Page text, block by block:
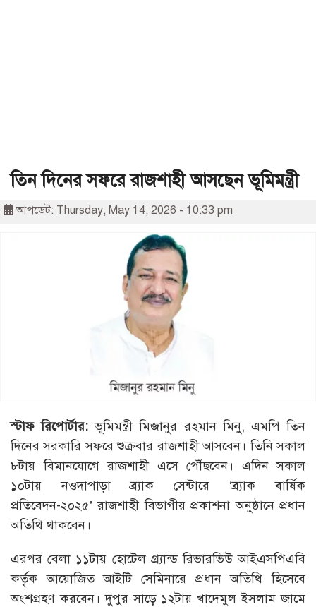
তিন দিনের সফরে রাজশাহী আসছেন ভূমিমন্ত্রী
আপডেট: Thursday, May 14, 2026 - 10:33 pm
স্টাফ রিপোর্টার: ভূমিমন্ত্রী মিজানুর রহমান মিনু, এমপি তিন
দিনের সরকারি সফরে শুক্রবার রাজশাহী আসবেন। তিনি সকাল
৮টায় বিমানযোগে রাজশাহী এসে পৌঁছবেন। এদিন সকাল
১০টায় নওদাপাড়া ব্র্যাক সেন্টারে ‘ব্র্যাক বার্ষিক
প্রতিবেদন-২০২৫’ রাজশাহী বিভাগীয় প্রকাশনা অনুষ্ঠানে প্রধান
অতিথি থাকবেন।
এরপর বেলা ১১টায় হোটেল গ্র্যান্ড রিভারভিউ আইএসপিএবি
কর্তৃক আয়োজিত আইটি সেমিনারে প্রধান অতিথি হিসেবে
অংশগ্রহণ করবেন। দুপুর সাড়ে ১২টায় খাদেমুল ইসলাম জামে